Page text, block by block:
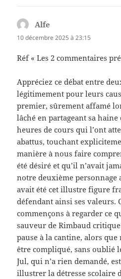
Alfe
10 décembre 2025 à 23:15
Réf « Les 2 commentaires
Appréciez ce débat entre
légitimement pour leurs
premier, sûrement affamé
lâché en partageant sa
heures de cours qui l’ont
abattus, touchant
manière à nous faire
été désiré et qu’il n’avait
notre deuxième
avait été cet illustre figure
défendant ainsi ses valeurs.
commençons à regarder ce
sauveur de Rimbaud
pause à la cantine, alors
être compliqué, sans oublié
Jul, qui n’a rien demandé,
illustrer la détresse scolaire